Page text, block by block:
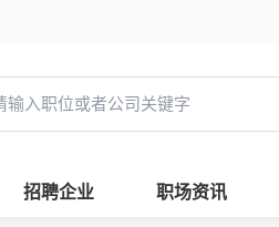
招聘企业 职场资讯